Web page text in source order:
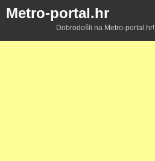
Metro-portal.hr
Dobrodošli na Metro-portal.hr!